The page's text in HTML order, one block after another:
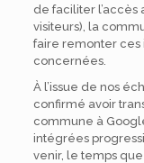
de faciliter l’accès
visiteurs), la
faire remonter ces
concernées.
À l’issue de nos
confirmé avoir
commune à
intégrées
venir, le temps